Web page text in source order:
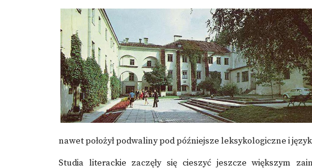
nawet położył podwaliny pod późniejsze leksykologiczne i
Studia literackie zaczęły się cieszyć jeszcze większym